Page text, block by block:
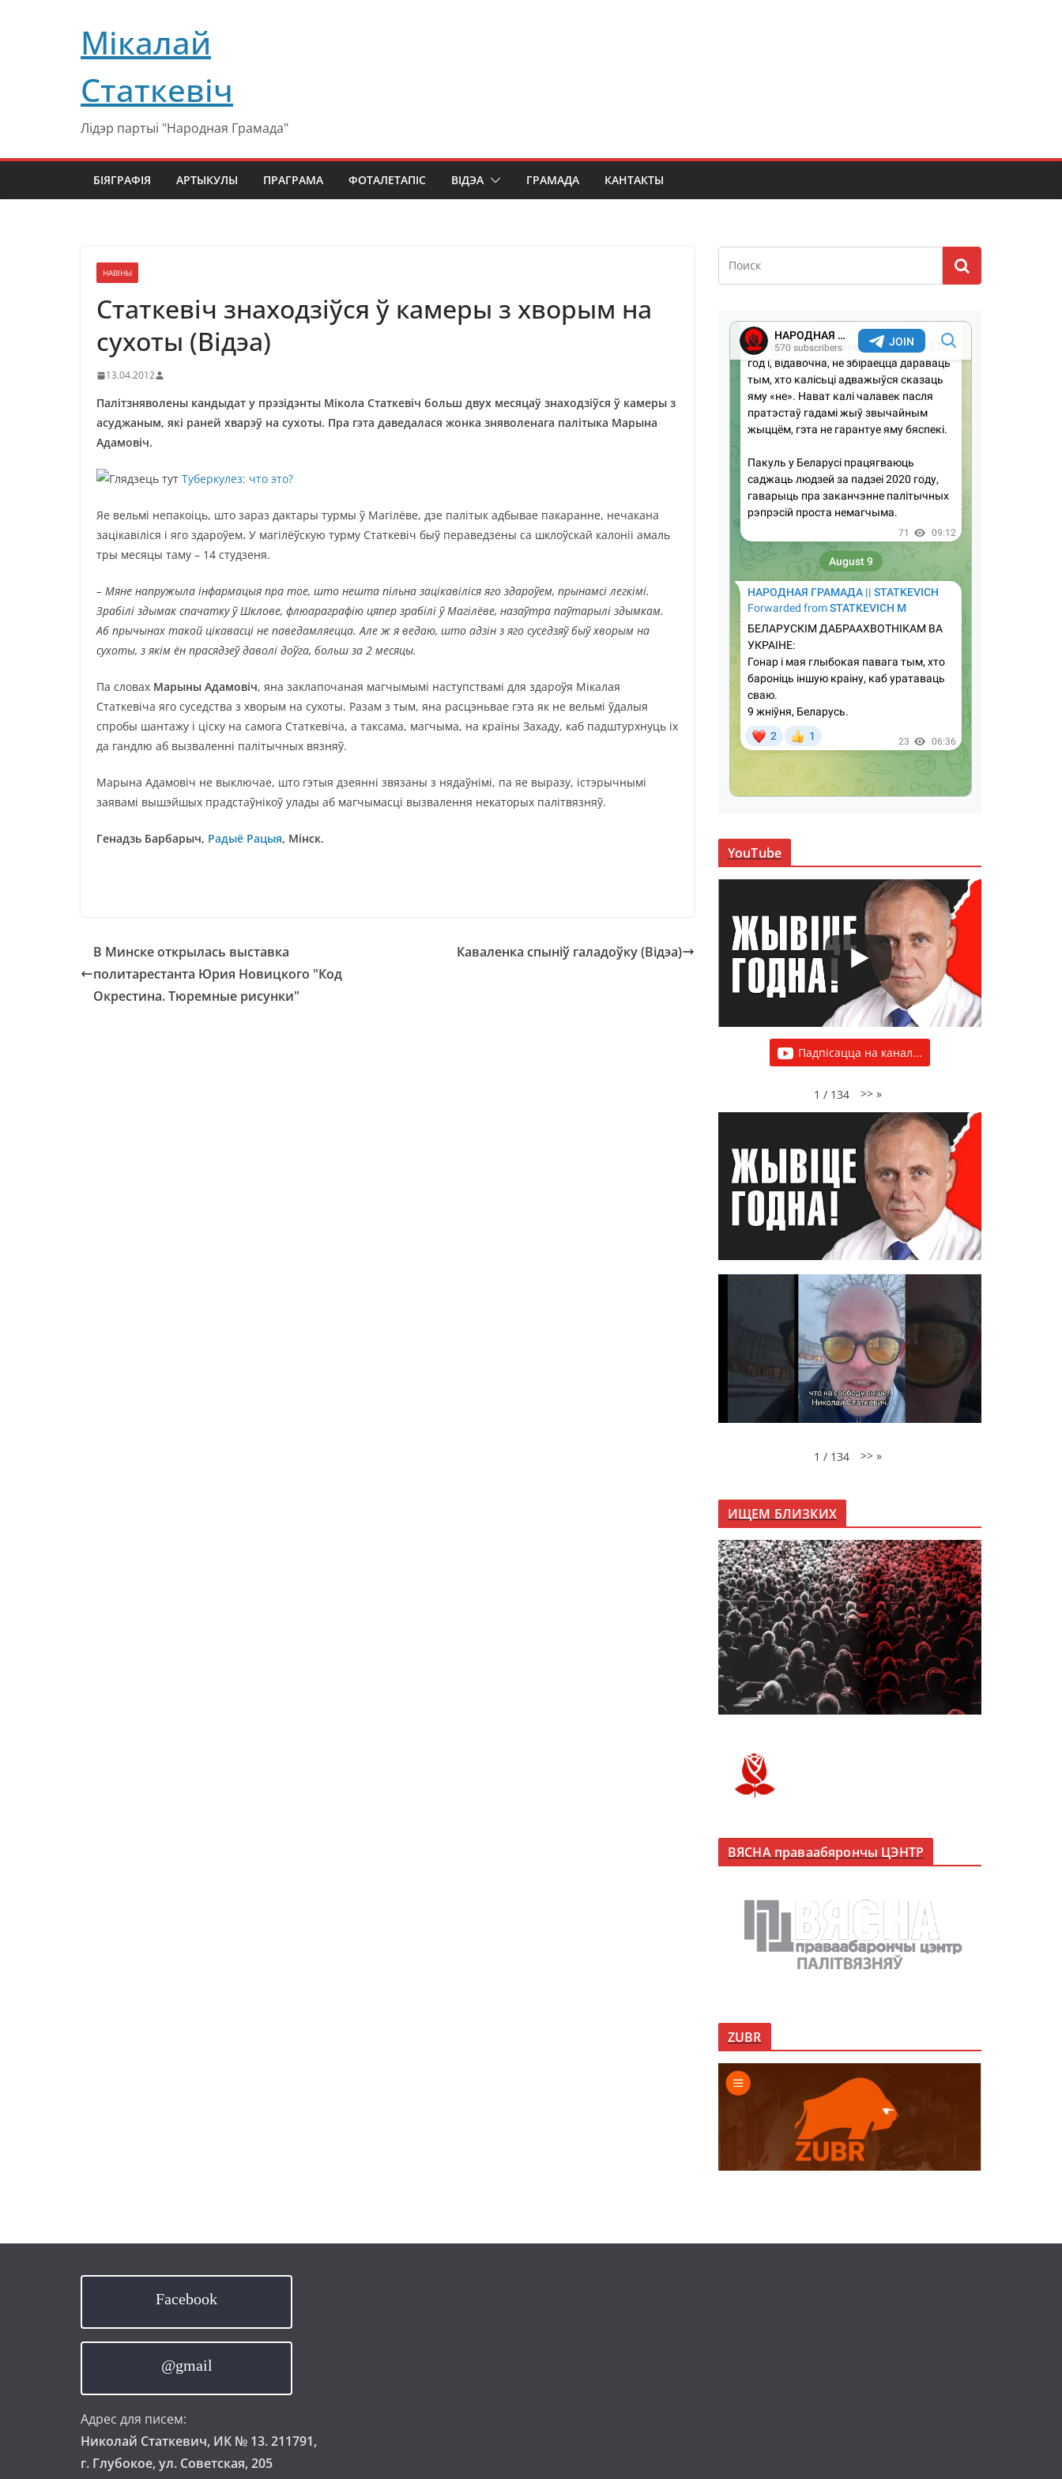
содержимомуМікалай
Статкевіч
Лідэр партыі "Народная Грамада"
БІЯГРАФІЯ АРТЫКУЛЫ ПРАГРАМА ФОТАЛЕТАПІС ВІДЭА ГРАМАДА КАНТАКТЫ
НАВІНЫ
Статкевіч знаходзіўся ў камеры з хворым на
сухоты (Відэа)
13.04.2012
Палітзняволены кандыдат у прэзідэнты Мікола Статкевіч больш двух месяцаў знаходзіўся ў камеры з
асуджаным, які раней хварэў на сухоты. Пра гэта даведалася жонка зняволенага палітыка Марына
Адамовіч.
Туберкулез: что это?
Яе вельмі непакоіць, што зараз дактары турмы ў Магілёве, дзе палітык адбывае пакаранне, нечакана
зацікавіліся і яго здароўем. У магілёўскую турму Статкевіч быў пераведзены са шклоўскай калоніі амаль
тры месяцы таму – 14 студзеня.
– Мяне напружыла інфармацыя пра тое, што нешта пільна зацікавіліся яго здароўем, прынамсі легкімі.
Зрабілі здымак спачатку ў Шклове, флюараграфію цяпер зрабілі ў Магілёве, назаўтра паўтарылі здымкам.
Аб прычынах такой цікавасці не паведамляецца. Але ж я ведаю, што адзін з яго суседзяў быў хворым на
сухоты, з якім ён прасядзеў даволі доўга, больш за 2 месяцы.
Па словах Марыны Адамовіч, яна заклапочаная магчымымі наступствамі для здароўя Мікалая
Статкевіча яго суседства з хворым на сухоты. Разам з тым, яна расцэньвае гэта як не вельмі ўдалыя
спробы шантажу і ціску на самога Статкевіча, а таксама, магчыма, на краіны Захаду, каб падштурхнуць іх
да гандлю аб вызваленні палітычных вязняў.
Марына Адамовіч не выключае, што гэтыя дзеянні звязаны з нядаўнімі, па яе выразу, істэрычнымі
заявамі вышэйшых прадстаўнікоў улады аб магчымасці вызвалення некаторых палітвязняў.
Генадзь Барбарыч, Радыё Рацыя, Мінск.
В Минске открылась выставка
политарестанта Юрия Новицкого "Код
Окрестина. Тюремные рисунки"
Каваленка спыніў галадоўку (Відэа)
YouTube
Падпісацца на канал...
1 / 134 >> »
1 / 134 >> »
ИЩЕМ БЛИЗКИХ
ВЯСНА праваабярончы ЦЭНТР
ZUBR
Facebook
@gmail
Адрес для писем:
Николай Статкевич, ИК № 13. 211791,
г. Глубокое, ул. Советская, 205